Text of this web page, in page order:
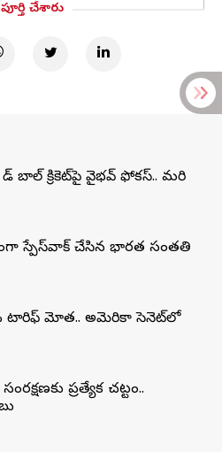
పూర్తి చేశారు
రెడ్ బాల్ క్రికెట్‌పై వైభవ్ ఫోకస్.. మరి
స్పేస్‌వాక్‌ చేసిన భారత సంతతి
టారిఫ్‌ మోత.. అమెరికా సెనెట్‌లో
ప్రత్యేక చట్టం..